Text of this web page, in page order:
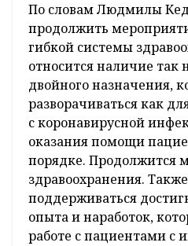
По словам Людмилы
продолжить
гибкой системы
относится наличие так
двойного назначения,
разворачиваться как
с коронавирусной
оказания помощи
порядке. Продолжится
здравоохранения.
поддерживаться
опыта и наработок,
работе с пациентами с